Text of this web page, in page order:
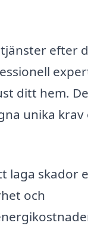
efter
ditt hem.
unika krav
laga skador
och